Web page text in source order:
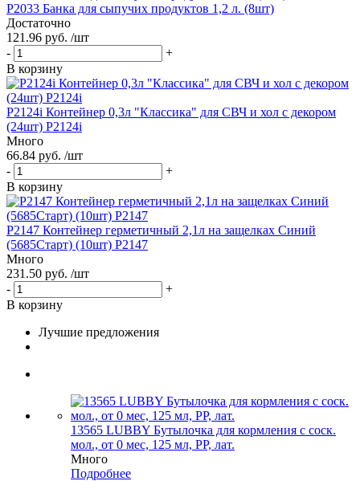
P2033 Банка для сыпучих продуктов 1,2 л. (8шт)
Достаточно
121.96 руб. /шт
-
+
В корзину
P2124i Контейнер 0,3л "Классика" для СВЧ и хол с декором
(24шт) Р2124i
Много
66.84 руб. /шт
-
+
В корзину
P2147 Контейнер герметичный 2,1л на защелках Синий
(5685Старт) (10шт) Р2147
Много
231.50 руб. /шт
-
+
В корзину
Лучшие предложения
13565 LUBBY Бутылочка для кормления с соск.
мол., от 0 мес, 125 мл, PP, лат.
Много
Подробнее